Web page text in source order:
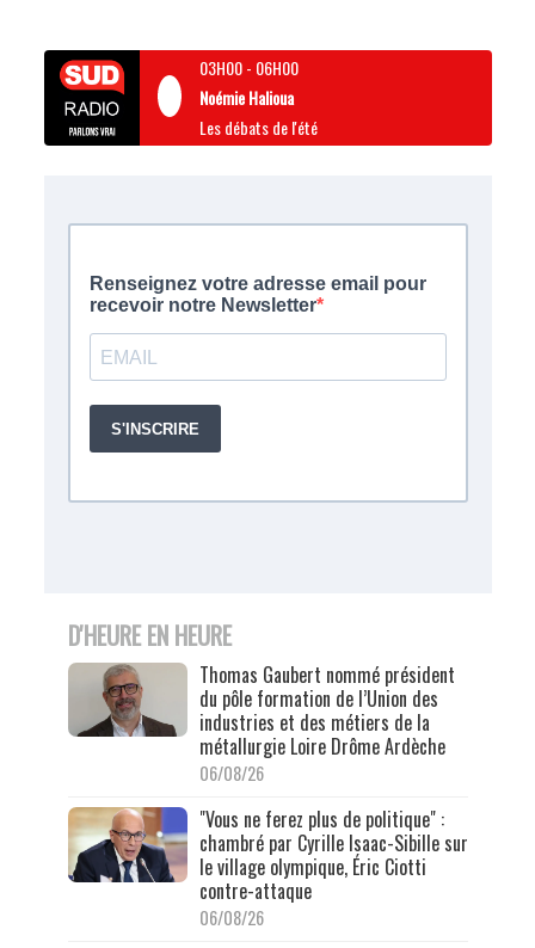
03H00- 06H00
Noémie Halioua
Les débats de l'été
D'HEURE EN HEURE
Thomas Gaubert nommé président
du pôle formation de l’Union des
industries et des métiers de la
métallurgie Loire Drôme Ardèche
06/08/26
"Vous ne ferez plus de politique" :
chambré par Cyrille Isaac-Sibille sur
le village olympique, Éric Ciotti
contre-attaque
06/08/26